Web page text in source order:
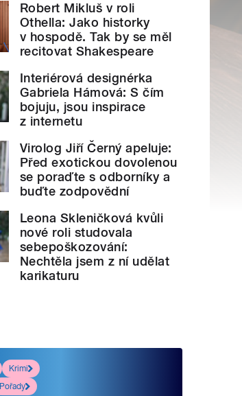
Robert Mikluš v roli
Othella: Jako historky
v hospodě. Tak by se měl
recitovat Shakespeare
Interiérová designérka
Gabriela Hámová: S čím
bojuju, jsou inspirace
z internetu
Virolog Jiří Černý apeluje:
Před exotickou dovolenou
se poraďte s odborníky a
buďte zodpovědní
Leona Skleničková kvůli
nové roli studovala
sebepoškozování:
Nechtěla jsem z ní udělat
karikaturu
Krimi
Pořady